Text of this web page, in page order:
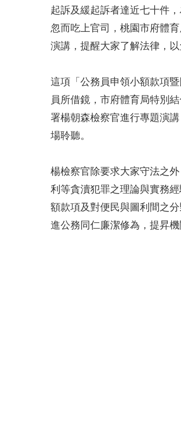
起訴及緩起訴者達近七十件
忽而吃上官司，桃園市府體
演講，提醒大家了解法律，以
這項「公務員申領小額款項
員所借鏡，市府體育局特別
署楊朝森檢察官進行專題演
場聆聽。
楊檢察官除要求大家守法之
利等貪瀆犯罪之理論與實務
額款項及對便民與圖利間之
進公務同仁廉潔修為，提昇